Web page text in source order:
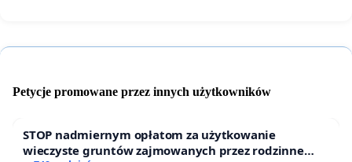
Petycje promowane przez innych użytkowników
STOP nadmiernym opłatom za użytkowanie
wieczyste gruntów zajmowanych przez rodzinne